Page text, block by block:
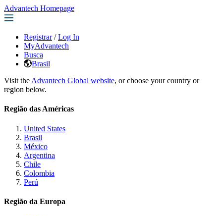
Advantech Homepage
Registrar / Log In
MyAdvantech
Busca
Brasil
Visit the Advantech Global website, or choose your country or
region below.
Região das Américas
United States
Brasil
México
Argentina
Chile
Colombia
Perú
Região da Europa